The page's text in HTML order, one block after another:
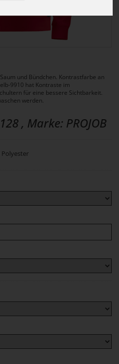
und Bündchen. Kontrastfarbe an
9910 hat Kontraste im
für eine bessere Sichtbarkeit.
werden.
, Marke: PROJOB
Polyester